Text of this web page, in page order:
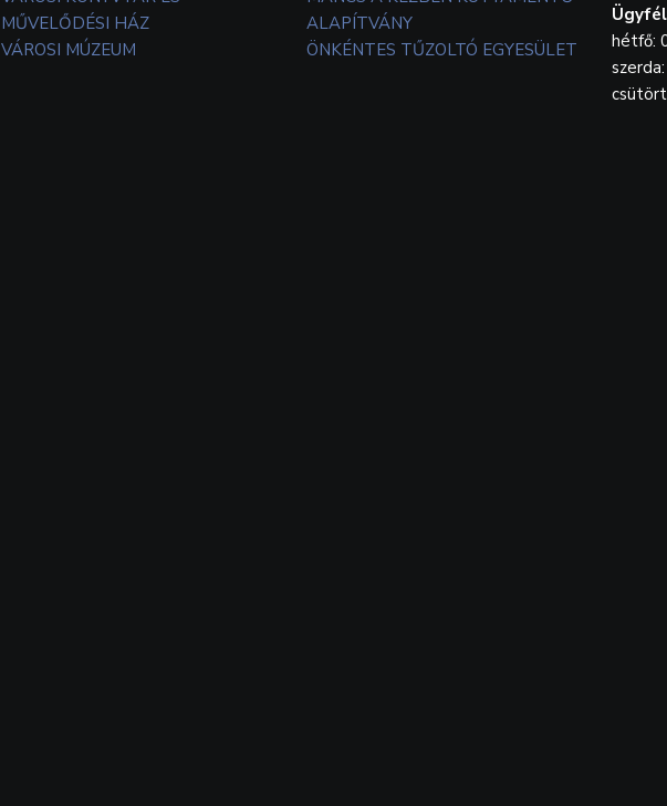
MŰVELŐDÉSI HÁZ
VÁROSI MÚZEUM
ALAPÍTVÁNY
ÖNKÉNTES TŰZOLTÓ EGYESÜLET
hétfő: